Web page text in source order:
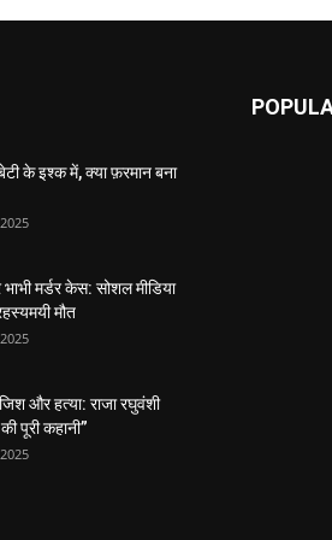
के इश्क में, क्या फ़रमान बना
मर्डर केस: सोशल मीडिया
मौत
और हत्या: राजा रघुवंशी
पूरी कहानी”